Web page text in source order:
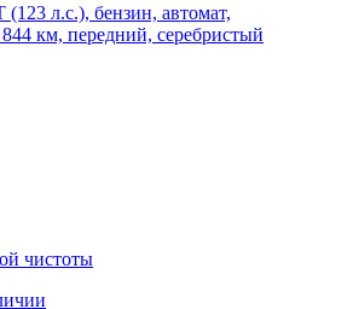
л.с.), бензин, автомат,
км, передний, серебристый
чистоты